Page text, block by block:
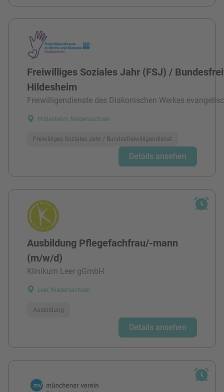
Freiwilliges Soziales Jahr (FSJ) /
Hildesheim
Freiwilligendienste des Diakonischen Werkes
Hildesheim, Niedersachsen
Freiwilliges Soziales Jahr / Bundesfreiwilligendienst
Details ansehen
Ausbildung Pflegefachfrau/-mann
(m/w/d)
Klinikum Leer gGmbH
Leer, Niedersachsen
Ausbildung
Details ansehen